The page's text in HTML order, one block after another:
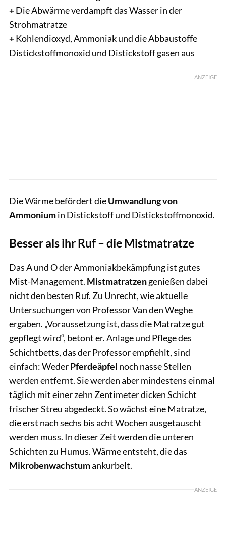
+Die Abwärme verdampft das Wasser in der
Strohmatratze
+Kohlendioxyd, Ammoniak und die Abbaustoffe
Distickstoffmonoxid und Distickstoff gasen aus
ANZEIGE
Die Wärme befördert dieUmwandlung von
Ammoniumin Distickstoff und Distickstoffmonoxid.
Besser als ihr Ruf – die Mistmatratze
Das A und O der Ammoniakbekämpfung ist gutes
Mist-Management. Mistmatratzengenießen dabei
nicht den besten Ruf. Zu Unrecht, wie aktuelle
Untersuchungen von Professor Van den Weghe
ergaben. „Voraussetzung ist, dass die Matratze gut
gepflegt wird“, betont er. Anlage und Pflege des
Schichtbetts, das der Professor empfiehlt, sind
einfach: WederPferdeäpfel noch nasse Stellen
werden entfernt. Sie werden aber mindestens einmal
täglich mit einer zehn Zentimeter dicken Schicht
frischer Streu abgedeckt. So wächst eine Matratze,
die erst nach sechs bis acht Wochen ausgetauscht
werden muss. In dieser Zeit werden die unteren
Schichten zu Humus. Wärme entsteht, die das
Mikrobenwachstumankurbelt.
ANZEIGE